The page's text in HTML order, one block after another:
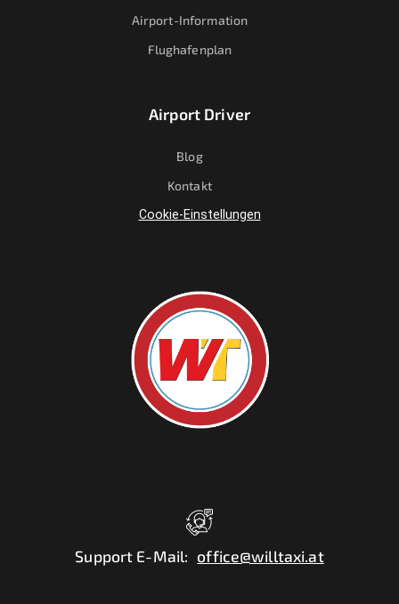
Airport-Information
Flughafenplan
Airport Driver
Blog
Kontakt
Cookie-Einstellungen
Support E-Mail: office@willtaxi.at